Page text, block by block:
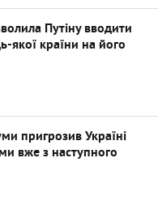
Путіну вводити
якої країни на його
пригрозив Україні
вже з наступного